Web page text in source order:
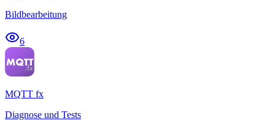
Bildbearbeitung
6
MQTT fx
Diagnose und Tests